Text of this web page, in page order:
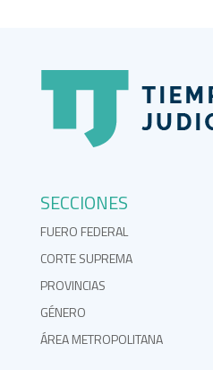
SECCIONES
FUERO FEDERAL
CORTE SUPREMA
PROVINCIAS
GÉNERO
ÁREA METROPOLITANA